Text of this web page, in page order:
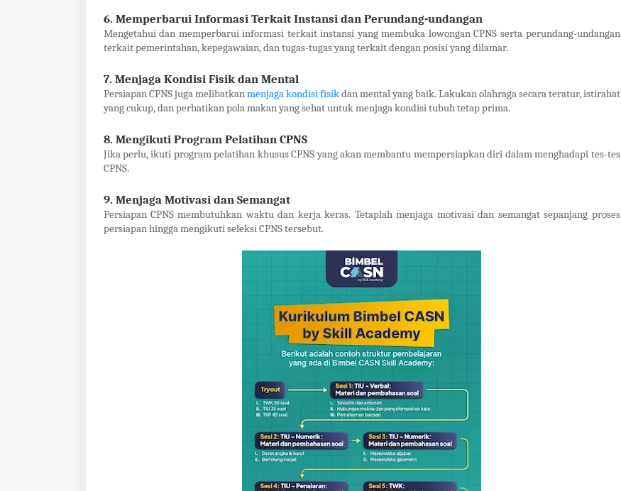
6. Memperbarui Informasi Terkait Instansi dan Perundang-undangan
Mengetahui dan memperbarui informasi terkait instansi yang membuka lowongan CPNS serta perundang-undangan
terkait pemerintahan, kepegawaian, dan tugas-tugas yang terkait dengan posisi yang dilamar.
7. Menjaga Kondisi Fisik dan Mental
Persiapan CPNS juga melibatkanmenjaga kondisi fisikdan mental yang baik. Lakukan olahraga secara teratur, istirahat
yang cukup, dan perhatikan pola makan yang sehat untuk menjaga kondisi tubuh tetap prima.
8. Mengikuti Program Pelatihan CPNS
Jika perlu, ikuti program pelatihan khusus CPNS yang akan membantu mempersiapkan diri dalam menghadapi tes-tes
CPNS.
9. Menjaga Motivasi dan Semangat
Persiapan CPNS membutuhkan waktu dan kerja keras. Tetaplah menjaga motivasi dan semangat sepanjang proses
persiapan hingga mengikuti seleksi CPNS tersebut.